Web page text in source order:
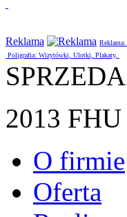
Reklama
Poligrafia: Wizytówki, Ulotki, Plakaty,
2013
O firmie
Oferta